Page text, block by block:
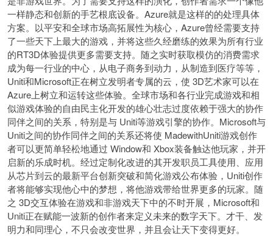
一样静态和创新的手艺根底设备。Azure就是这样的的处理具体
方案。以平安和全球市场高拓展性为核心，Azure曾经需要支持
了一些天下上最大的游戏，并将这些久经磨练的效果为所有行业
的RT3D体验提供更多需要支持。随之实时获取模仿的消费需求
成为每一行业的中心，从电子商务到动力，从制造到医疗等等，
Uniti和Microsoft正在树立发明者专属的云，使 3D艺术家可以在
Azure上树立和运转这些体验。全球市场和各行业完成游戏和相
似游戏体验的自由民主化开发的雄心壮志过度依赖于强大的协作
同伴之间的关系，特别是与 Uniti等游戏引擎的协作。Microsoft与
Uniti之间的协作同伴之间的关系还将使 MadewithUniti游戏创作
者可以更简单轻松地通过 Window和 Xbox装备触达他玩家，并开
启新的乐成时机。经过定制化改进的其开发职员工具使用、应用
从芯片到云的最新平台创新突破和简化游戏公布体验，Uniti创作
者将能够实现他心中的梦想，将他游戏带给世界更多的玩家。随
之 3D交互体验在游戏和非游戏天下中的不时开展，Microsoft和
Uniti正在赋能一波新的创作者来定义未来的数字天下。才干、发
明力和同理心，不只会改变世界，并且会让天下变得更好。